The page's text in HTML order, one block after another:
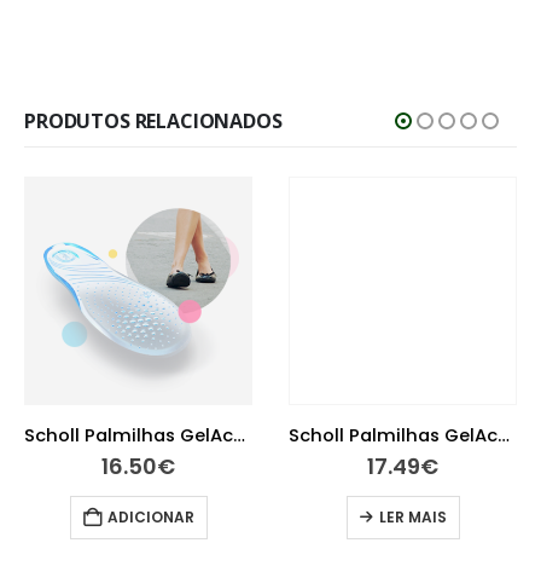
PRODUTOS RELACIONADOS
Scholl Palmilhas GelActiv para sapatos rasos
16.50€
ADICIONAR
Scholl Palmilhas GelActiv para sapatos altos diários
17.49€
LER MAIS